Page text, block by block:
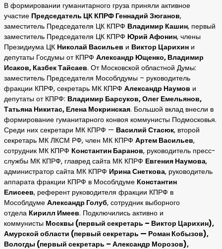
В формировании гуманитарного груза приняли активное
участие Председатель ЦК КПРФ Геннадий Зюганов,
заместитель Председателя ЦК КПРФ Владимир Кашин, первый
заместитель Председателя ЦК КПРФ Юрий Афонин, члены
Президиума ЦК Николай Васильев и Виктор Царихин и
депутаты Госдумы от КПРФ Александр Ющенко, Владимир
Исаков, Казбек Тайсаев. От Московской областной Думы:
заместитель Председателя Мособлдумы – руководитель
фракции КПРФ, секретарь МК КПРФ Александр Наумов и
депутаты от КПРФ: Владимир Барсуков, Олег Емельянов,
Татьяна Никитас, Елена Мокринская. Большой вклад внесли в
формирование гуманитарного конвоя коммунисты Подмосковья.
Среди них секретари МК КПРФ — Василий Стасюк, второй
секретарь МК ЛКСМ РФ, член МК КПРФ Артем Васильев,
сотрудник МК КПРФ Константин Баранов, руководитель пресс-
службы МК КПРФ, главред сайта МК КПРФ Евгения Наумова,
администратор сайта МК КПРФ Ирина Снеткова, руководитель
аппарата фракции КПРФ в Мособлдуме Константин
Елисеев, референт руководителя фракции КПРФ в
Мособлдуме Александр Голуб, сотрудник выборного
отдела Кирилл Имеев. Подключились активно и
коммунисты Москвы (первый секретарь – Виктор Царихин),
Амурской области (первый секретарь — Роман Кобызов),
Вологды (первый секретарь – Александр Морозов),